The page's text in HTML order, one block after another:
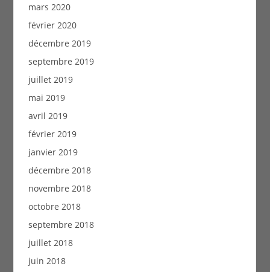
mars 2020
février 2020
décembre 2019
septembre 2019
juillet 2019
mai 2019
avril 2019
février 2019
janvier 2019
décembre 2018
novembre 2018
octobre 2018
septembre 2018
juillet 2018
juin 2018